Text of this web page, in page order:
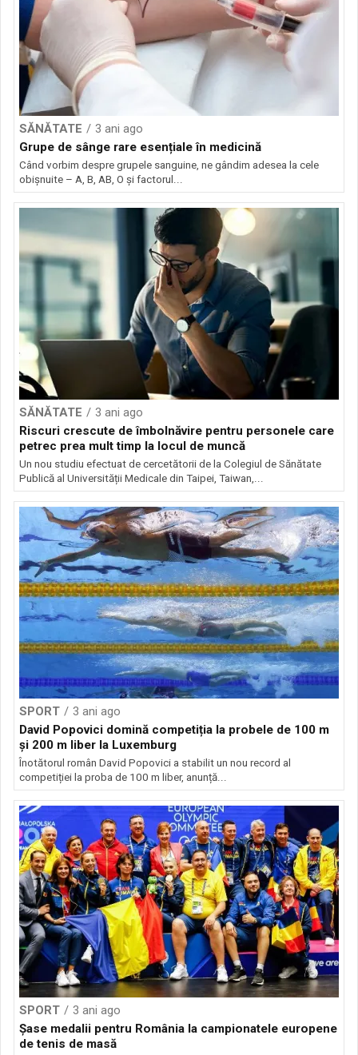
SĂNĂTATE
3 ani ago
Grupe de sânge rare esențiale în medicină
Când vorbim despre grupele sanguine, ne gândim adesea la cele
obișnuite – A, B, AB, O și factorul...
SĂNĂTATE
3 ani ago
Riscuri crescute de îmbolnăvire pentru personele care
petrec prea mult timp la locul de muncă
Un nou studiu efectuat de cercetătorii de la Colegiul de Sănătate
Publică al Universității Medicale din Taipei, Taiwan,...
SPORT
3 ani ago
David Popovici domină competiția la probele de 100 m
și 200 m liber la Luxemburg
Înotătorul român David Popovici a stabilit un nou record al
competiției la proba de 100 m liber, anunță...
SPORT
3 ani ago
Șase medalii pentru România la campionatele europene
de tenis de masă